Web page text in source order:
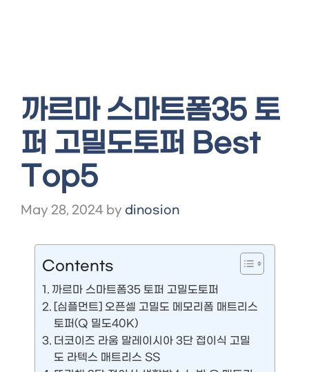
까르마 스마트폼35 토
퍼 고밀도토퍼 Best
Top5
May 28, 2024 by dinosion
Contents
까르마 스마트폼35 토퍼 고밀도토퍼
[심플먼트] 오픈셀 고밀도 메모리폼 매트리스
토퍼(Q 밀도40K)
더코이즈 라움 말레이시아 3단 접이식 고밀
도 라텍스 매트리스 SS